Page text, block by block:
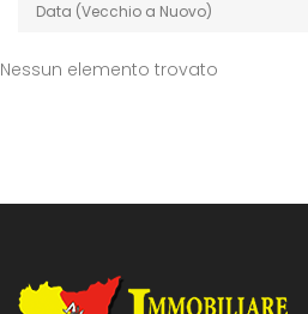
Data (Vecchio a Nuovo)
Nessun elemento trovato